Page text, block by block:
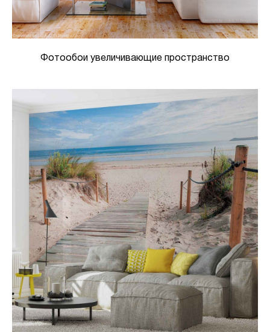
Фотообои увеличивающие пространство